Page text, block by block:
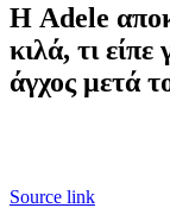
Η Adele
κιλά, τι
άγχος μετά
Source link